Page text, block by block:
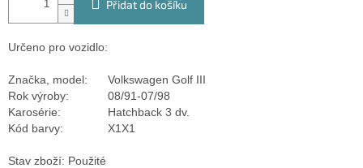
Přidat do košíku
Určeno pro vozidlo:
Značka, model:
Volkswagen Golf III
Rok výroby:
08/91-07/98
Karosérie:
Hatchback 3 dv.
Kód barvy:
X1X1
Stav zboží: Použité